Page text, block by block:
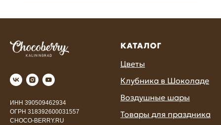
ИНН 390509462934
ОГРН 318392600031557
CHOCO-BERRY.RU
КАТАЛОГ
Цветы
Клубника в Шоколаде
Воздушные шары
Товары для праздника